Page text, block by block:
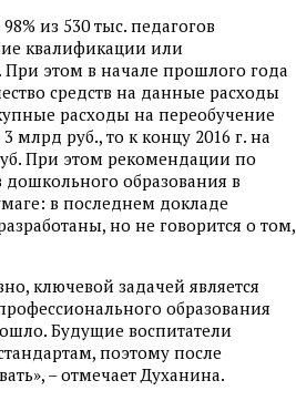
из 530 тыс. педагогов
квалификации или
При этом в начале прошлого года
средств на данные расходы
расходы на переобучение
млрд руб., то к концу 2016 г. на
При этом рекомендации по
образования в
в последнем докладе
но не говорится о том,
ключевой задачей является
образования
Будущие воспитатели
поэтому после
– отмечает Духанина.